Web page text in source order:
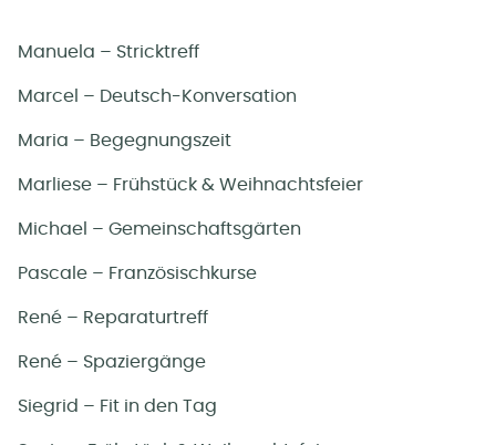
Manuela – Stricktreff
Marcel – Deutsch-Konversation
Maria – Begegnungszeit
Marliese – Frühstück & Weihnachtsfeier
Michael – Gemeinschaftsgärten
Pascale – Französischkurse
René – Reparaturtreff
René – Spaziergänge
Siegrid – Fit in den Tag